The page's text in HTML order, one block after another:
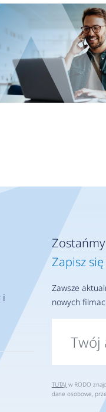
i
Zapisz się
Zawsze
nowych
TUTAJ w RODO
dane osobowe,